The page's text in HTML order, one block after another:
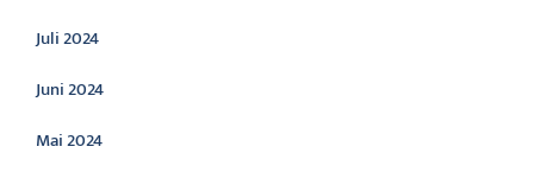
Juli 2024
Juni 2024
Mai 2024